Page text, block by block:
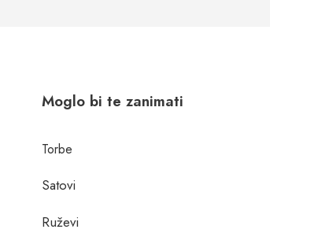
Moglo bi te zanimati
Torbe
Satovi
Ruževi